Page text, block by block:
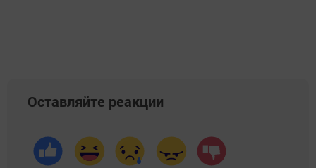
Оставляйте реакции